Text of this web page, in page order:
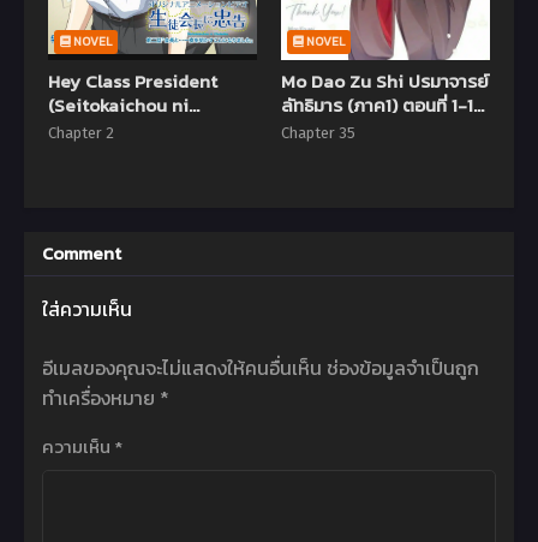
NOVEL
Hey Class President
(Seitokaichou ni
Chuukoku) ตอนที่ 1-2 ซับ
Chapter 2
NOVEL
Mo Dao Zu Shi ปรมาจารย์
ลัทธิมาร (ภาค1) ตอนที่ 1-15
ซับไทย
Chapter 35
Comment
ใส่ความเห็น
อีเมลของคุณจะไม่แสดงให้คนอื่นเห็น ช่องข้อมูลจำเป็นถูก
ทำเครื่องหมาย *
ความเห็น *